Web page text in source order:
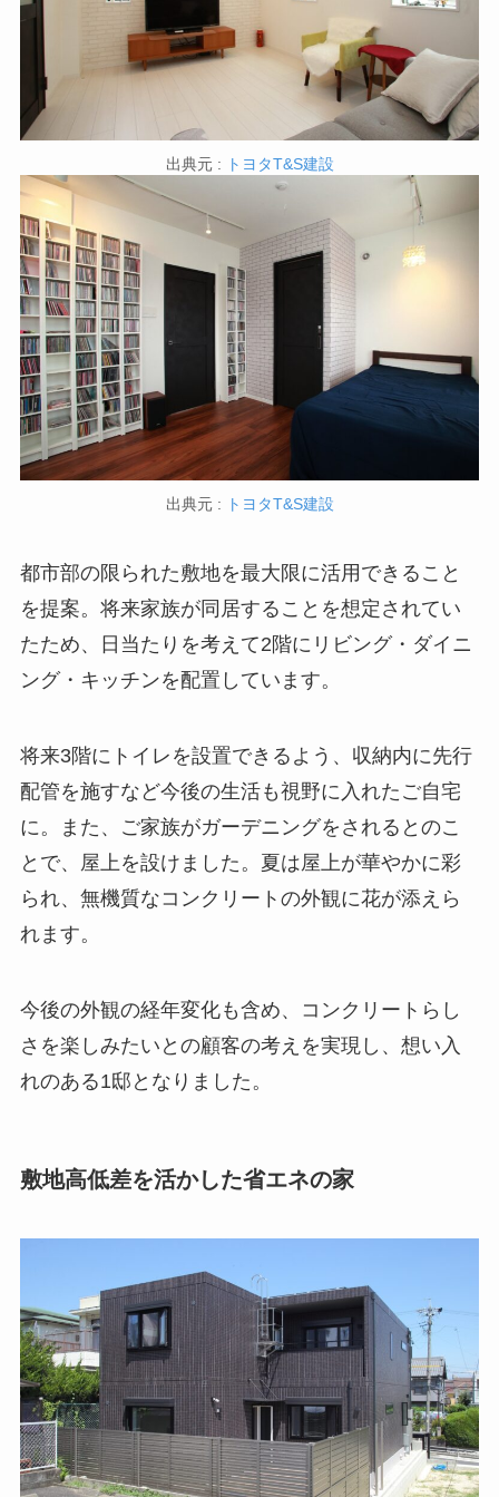
出典元 : トヨタT&S建設
出典元 : トヨタT&S建設
都市部の限られた敷地を最大限に活用できること
を提案。将来家族が同居することを想定されてい
たため、日当たりを考えて2階にリビング・ダイニ
ング・キッチンを配置しています。
将来3階にトイレを設置できるよう、収納内に先行
配管を施すなど今後の生活も視野に入れたご自宅
に。また、ご家族がガーデニングをされるとのこ
とで、屋上を設けました。夏は屋上が華やかに彩
られ、無機質なコンクリートの外観に花が添えら
れます。
今後の外観の経年変化も含め、コンクリートらし
さを楽しみたいとの顧客の考えを実現し、想い入
れのある1邸となりました。
敷地高低差を活かした省エネの家